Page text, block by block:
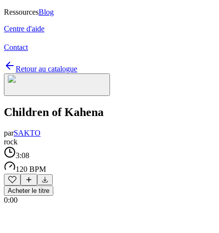
RessourcesBlog
Centre d'aide
Contact
Retour au catalogue
Children of Kahena
parSAKTO
rock
3:08
120 BPM
Acheter le titre
0:00